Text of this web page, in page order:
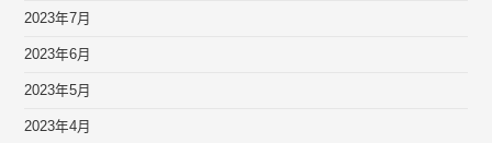
2023年7月
2023年6月
2023年5月
2023年4月